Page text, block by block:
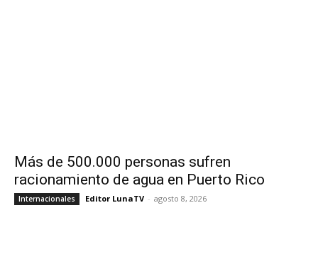
Más de 500.000 personas sufren
racionamiento de agua en Puerto Rico
Internacionales Editor LunaTV - agosto 8, 2026